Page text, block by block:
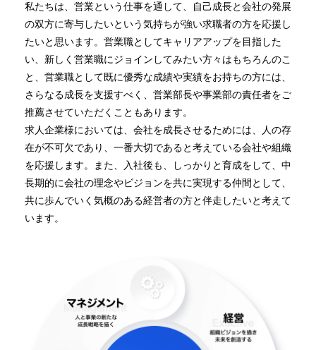
私たちは、営業という仕事を通して、自己成長と会社の発展
の双方に寄与したいという気持ちが強い求職者の方を応援し
たいと思います。営業職としてキャリアアップを目指した
い、新しく営業職にジョインしてみたい方々はもちろんのこ
と、営業職として既に優秀な成績や実績をお持ちの方には、
さらなる成長を支援すべく、営業部長や事業部の責任者をご
推薦させていただくこともあります。
求人企業様においては、会社を成長させるためには、人の存
在が不可欠であり、一番大切であると考えている会社や組織
を応援します。また、入社後も、しっかりと育成をして、中
長期的に会社の理念やビジョンを共に実現する仲間として、
共に歩んでいく気概のある経営者の方と伴走したいと考えて
います。